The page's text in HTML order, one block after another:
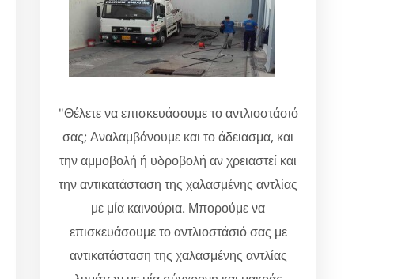
"Θέλετε να επισκευάσουμε το αντλιοστάσιό
σας; Αναλαμβάνουμε και το άδειασμα, και
την αμμοβολή ή υδροβολή αν χρειαστεί και
την αντικατάσταση της χαλασμένης αντλίας
με μία καινούρια. Μπορούμε να
επισκευάσουμε το αντλιοστάσιό σας με
αντικατάσταση της χαλασμένης αντλίας